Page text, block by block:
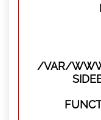
/VAR/